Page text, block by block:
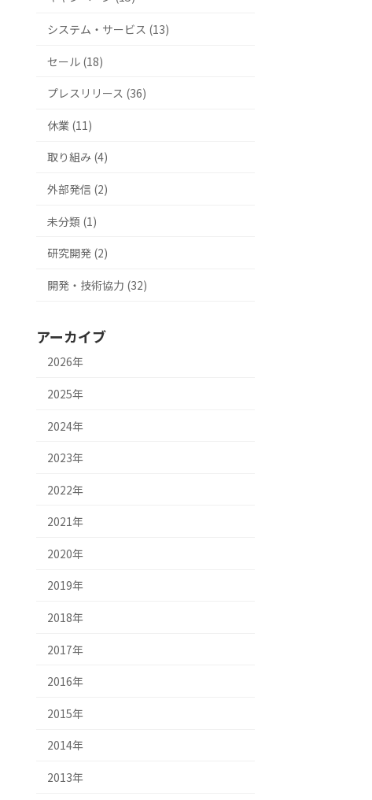
システム・サービス (13)
セール (18)
プレスリリース (36)
休業 (11)
取り組み (4)
外部発信 (2)
未分類 (1)
研究開発 (2)
開発・技術協力 (32)
アーカイブ
2026年
2025年
2024年
2023年
2022年
2021年
2020年
2019年
2018年
2017年
2016年
2015年
2014年
2013年